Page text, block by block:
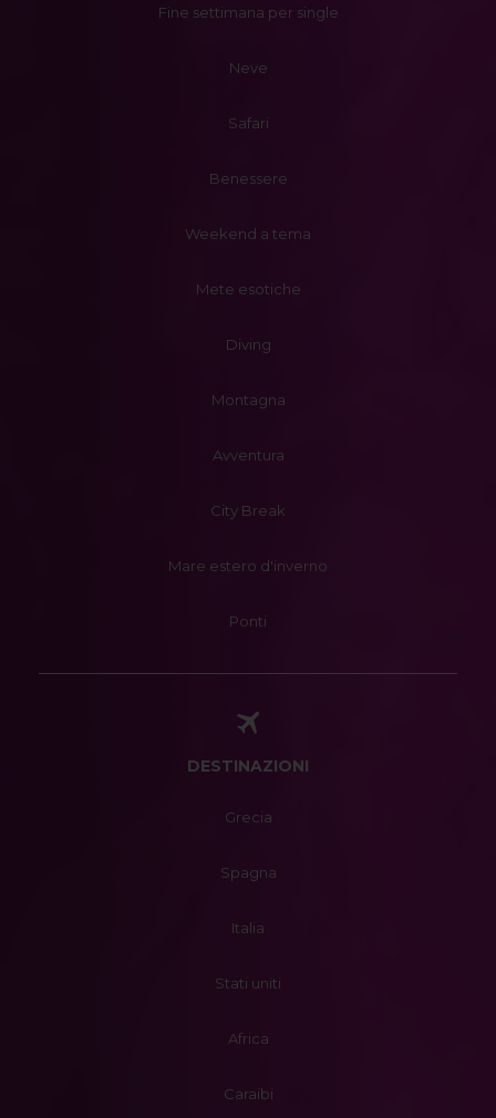
Fine settimana per single
Neve
Safari
Benessere
Weekend a tema
Mete esotiche
Diving
Montagna
Avventura
City Break
Mare estero d'inverno
Ponti
DESTINAZIONI
Grecia
Spagna
Italia
Stati uniti
Africa
Caraibi